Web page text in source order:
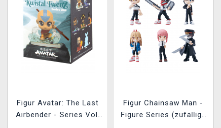
Figur Avatar: The Last
Airbender - Series Vol.
Figur Chainsaw Man -
Figure Series (zufällige